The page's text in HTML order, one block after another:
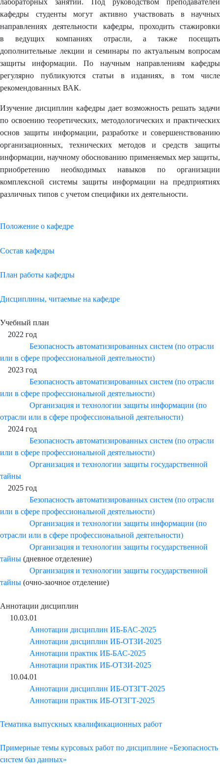
лабораторных занятий. Под руководством преподавателей
кафедры студенты могут активно участвовать в научных
направлениях деятельности кафедры, проходить стажировки
в ведущих компаниях отрасли, а также посещать
дополнительные лекции и семинары по актуальным вопросам
защиты информации. По научным направлениям кафедры
регулярно публикуются статьи в изданиях, в том числе
рекомендованных ВАК.
Изучение дисциплин кафедры дает возможность решать задачи
по освоению теоретических, методологических и практических
основ защиты информации, разработке и совершенствованию
организационных, технических методов и средств защиты
информации, научному обоснованию применяемых мер защиты,
приобретению необходимых навыков по организации
комплексной системы защиты информации на предприятиях
различных типов с учетом специфики их деятельности.
Положение о кафедре
Состав кафедры
План работы кафедры
Дисциплины, читаемые на кафедре
Учебный план
2022 год
Безопасность автоматизированных систем (по отрасли
или в сфере профессиональной деятельности)
2023 год
Безопасность автоматизированных систем (по отрасли
или в сфере профессиональной деятельности)
Организация и технологии защиты информации (по
отрасли или в сфере профессиональной деятельности)
2024 год
Безопасность автоматизированных систем (по отрасли
или в сфере профессиональной деятельности)
Организация и технологии защиты государственной
тайны
2025 год
Безопасность автоматизированных систем (по отрасли
или в сфере профессиональной деятельности)
Организация и технологии защиты информации (по
отрасли или в сфере профессиональной деятельности)
Организация и технологии защиты государственной
тайны (дневное отделение)
Организация и технологии защиты государственной
тайны (очно-заочное отделение)
Аннотации дисциплин
10.03.01
Аннотации дисциплин ИБ-БАС-2025
Аннотации дисциплин ИБ-ОТЗИ-2025
Аннотации практик ИБ-БАС-2025
Аннотации практик ИБ-ОТЗИ-2025
10.04.01
Аннотации дисциплин ИБ-ОТЗГТ-2025
Аннотации практик ИБ-ОТЗГТ-2025
Тематика выпускных квалификационных работ
Примерные темы курсовых работ по дисциплине «Безопасность
систем баз данных»